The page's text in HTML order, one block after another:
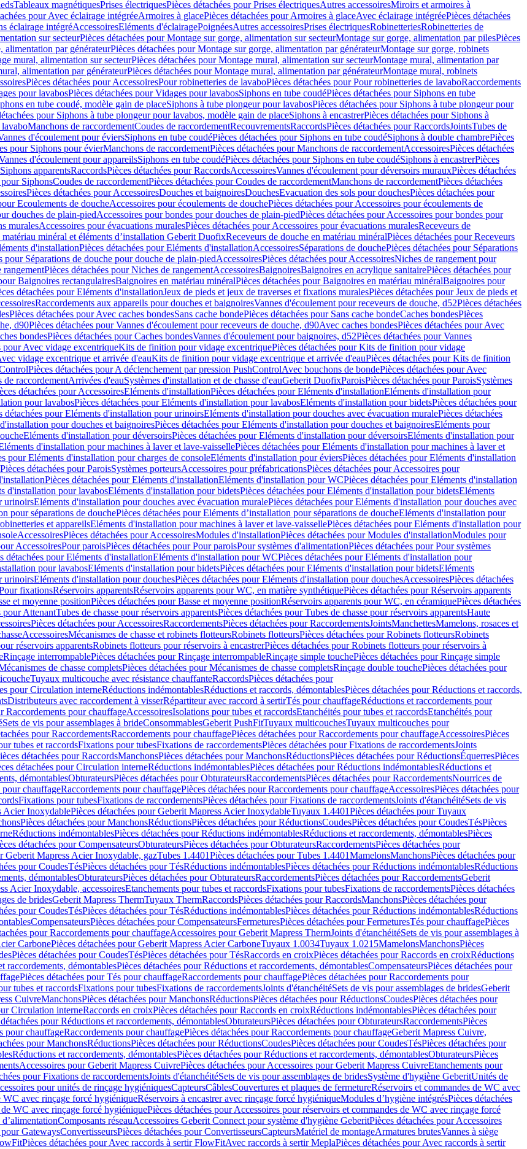
Tableaux magnétiquesPrises électriquesPièces détachées pour Prises électriquesAutres accessoiresMiroirs et armoires à
pour Avec éclairage intégréeArmoires à glacePièces détachées pour Armoires à glaceAvec éclairage intégréePièces détachées
éclairage intégréAccessoiresEléments d'éclairagePoignéesAutres accessoiresPrises électriquesRobinetteriesRobinetteries de
sur secteurPièces détachées pour Montage sur gorge, alimentation sur secteurMontage sur gorge, alimentation par pilesPièces
alimentation par générateurPièces détachées pour Montage sur gorge, alimentation par générateurMontage sur gorge, robinets
mural, alimentation sur secteurPièces détachées pour Montage mural, alimentation sur secteurMontage mural, alimentation par
alimentation par générateurPièces détachées pour Montage mural, alimentation par générateurMontage mural, robinets
Pièces détachées pour AccessoiresPour robinetteries de lavaboPièces détachées pour Pour robinetteries de lavaboRaccordements
pour lavabosPièces détachées pour Vidages pour lavabosSiphons en tube coudéPièces détachées pour Siphons en tube
en tube coudé, modèle gain de placeSiphons à tube plongeur pour lavabosPièces détachées pour Siphons à tube plongeur pour
pour Siphons à tube plongeur pour lavabos, modèle gain de placeSiphons à encastrerPièces détachées pour Siphons à
lavaboManchons de raccordementCoudes de raccordementRecouvrementsRaccordsPièces détachées pour RaccordsJointsTubes de
d'écoulement pour éviersSiphons en tube coudéPièces détachées pour Siphons en tube coudéSiphons à double chambrePièces
pour Siphons pour évierManchons de raccordementPièces détachées pour Manchons de raccordementAccessoiresPièces détachées
d'écoulement pour appareilsSiphons en tube coudéPièces détachées pour Siphons en tube coudéSiphons à encastrerPièces
apparentsRaccordsPièces détachées pour RaccordsAccessoiresVannes d'écoulement pour déversoirs murauxPièces détachées
pour SiphonsCoudes de raccordementPièces détachées pour Coudes de raccordementManchons de raccordementPièces détachées
Pièces détachées pour AccessoiresDouches et baignoiresDouchesEvacuation des sols pour douchesPièces détachées pour
Ecoulements de doucheAccessoires pour écoulements de douchePièces détachées pour Accessoires pour écoulements de
douches de plain-piedAccessoires pour bondes pour douches de plain-piedPièces détachées pour Accessoires pour bondes pour
muralesAccessoires pour évacuations muralesPièces détachées pour Accessoires pour évacuations muralesReceveurs de
matériau minéral et éléments d’installation Geberit DuofixReceveurs de douche en matériau minéralPièces détachées pour Receveurs
d'installationPièces détachées pour Eléments d'installationAccessoiresSéparations de douchePièces détachées pour Séparations
pour Séparations de douche pour douche de plain-piedAccessoiresPièces détachées pour AccessoiresNiches de rangement pour
rangementPièces détachées pour Niches de rangementAccessoiresBaignoiresBaignoires en acrylique sanitairePièces détachées pour
Baignoires rectangulairesBaignoires en matériau minéralPièces détachées pour Baignoires en matériau minéralBaignoires pour
détachées pour Eléments d'installationJeux de pieds et jeux de traverses et fixations muralesPièces détachées pour Jeux de pieds et
Raccordements aux appareils pour douches et baignoiresVannes d'écoulement pour receveurs de douche, d52Pièces détachées
Pièces détachées pour Avec caches bondesSans cache bondePièces détachées pour Sans cache bondeCaches bondesPièces
d90Pièces détachées pour Vannes d'écoulement pour receveurs de douche, d90Avec caches bondesPièces détachées pour Avec
bondesPièces détachées pour Caches bondesVannes d'écoulement pour baignoires, d52Pièces détachées pour Vannes
pour Avec vidage excentriqueKits de finition pour vidage excentriquePièces détachées pour Kits de finition pour vidage
vidage excentrique et arrivée d'eauKits de finition pour vidage excentrique et arrivée d'eauPièces détachées pour Kits de finition
Pièces détachées pour A déclenchement par pression PushControlAvec bouchons de bondePièces détachées pour Avec
de raccordementArrivées d'eauSystèmes d'installation et de chasse d'eauGeberit DuofixParoisPièces détachées pour ParoisSystèmes
détachées pour AccessoiresEléments d'installationPièces détachées pour Eléments d'installationEléments d'installation pour
pour lavabosPièces détachées pour Eléments d'installation pour lavabosEléments d'installation pour bidetsPièces détachées pour
détachées pour Eléments d'installation pour urinoirsEléments d'installation pour douches avec évacuation muralePièces détachées
pour douches et baignoiresPièces détachées pour Eléments d'installation pour douches et baignoiresEléments pour
Eléments d'installation pour déversoirsPièces détachées pour Eléments d'installation pour déversoirsEléments d'installation pour
d'installation pour machines à laver et lave-vaissellePièces détachées pour Eléments d'installation pour machines à laver et
pour Eléments d'installation pour charges de consoleEléments d'installation pour éviersPièces détachées pour Eléments d'installation
Pièces détachées pour ParoisSystèmes porteursAccessoires pour préfabricationsPièces détachées pour Accessoires pour
Pièces détachées pour Eléments d'installationEléments d'installation pour WCPièces détachées pour Eléments d'installation
d'installation pour lavabosEléments d'installation pour bidetsPièces détachées pour Eléments d'installation pour bidetsEléments
urinoirsEléments d'installation pour douches avec évacuation muralePièces détachées pour Eléments d'installation pour douches avec
pour séparations de douchePièces détachées pour Eléments d’installation pour séparations de doucheEléments d'installation pour
et appareilsEléments d'installation pour machines à laver et lave-vaissellePièces détachées pour Eléments d'installation pour
AccessoiresPièces détachées pour AccessoiresModules d'installationPièces détachées pour Modules d'installationModules pour
AccessoiresPour paroisPièces détachées pour Pour paroisPour systèmes d'alimentationPièces détachées pour Pour systèmes
détachées pour Eléments d'installationEléments d'installation pour WCPièces détachées pour Eléments d'installation pour
pour lavabosEléments d'installation pour bidetsPièces détachées pour Eléments d'installation pour bidetsEléments
urinoirsEléments d'installation pour douchesPièces détachées pour Eléments d'installation pour douchesAccessoiresPièces détachées
fixationsRéservoirs apparentsRéservoirs apparents pour WC, en matière synthétiquePièces détachées pour Réservoirs apparents
et moyenne positionPièces détachées pour Basse et moyenne positionRéservoirs apparents pour WC, en céramiquePièces détachées
pour AttenantTubes de chasse pour réservoirs apparentsPièces détachées pour Tubes de chasse pour réservoirs apparentsHaute
Pièces détachées pour AccessoiresRaccordementsPièces détachées pour RaccordementsJointsManchettesMamelons, rosaces et
AccessoiresMécanismes de chasse et robinets flotteursRobinets flotteursPièces détachées pour Robinets flotteursRobinets
réservoirs apparentsRobinets flotteurs pour réservoirs à encastrerPièces détachées pour Robinets flotteurs pour réservoirs à
Rinçage interrompablePièces détachées pour Rinçage interrompableRinçage simple touchePièces détachées pour Rinçage simple
de chasse completsPièces détachées pour Mécanismes de chasse completsRinçage double touchePièces détachées pour
Tuyaux multicouche avec résistance chauffanteRaccordsPièces détachées pour
pour Circulation interneRéductions indémontablesRéductions et raccords, démontablesPièces détachées pour Réductions et raccords,
Distributeurs avec raccordement à visserRépartiteur avec raccord à sertirTés pour chauffageRéductions et raccordements pour
Raccordements pour chauffageAccessoiresIsolations pour tubes et raccordsEtanchéités pour tubes et raccordsEtanchéités pour
Sets de vis pour assemblages à brideConsommablesGeberit PushFitTuyaux multicouchesTuyaux multicouches pour
pour RaccordementsRaccordements pour chauffagePièces détachées pour Raccordements pour chauffageAccessoiresPièces
tubes et raccordsFixations pour tubesFixations de raccordementsPièces détachées pour Fixations de raccordementsJoints
détachées pour RaccordsManchonsPièces détachées pour ManchonsRéductionsPièces détachées pour RéductionsÉquerresPièces
détachées pour Circulation interneRéductions indémontablesPièces détachées pour Réductions indémontablesRéductions et
démontablesObturateursPièces détachées pour ObturateursRaccordementsPièces détachées pour RaccordementsNourrices de
pour chauffageRaccordements pour chauffagePièces détachées pour Raccordements pour chauffageAccessoiresPièces détachées pour
Fixations pour tubesFixations de raccordementsPièces détachées pour Fixations de raccordementsJoints d'étanchéitéSets de vis
Acier InoxydablePièces détachées pour Geberit Mapress Acier InoxydableTuyaux 1.4401Pièces détachées pour Tuyaux
Pièces détachées pour ManchonsRéductionsPièces détachées pour RéductionsCoudesPièces détachées pour CoudesTésPièces
Réductions indémontablesPièces détachées pour Réductions indémontablesRéductions et raccordements, démontablesPièces
détachées pour CompensateursObturateursPièces détachées pour ObturateursRaccordementsPièces détachées pour
Geberit Mapress Acier Inoxydable, gazTubes 1.4401Pièces détachées pour Tubes 1.4401MamelonsManchonsPièces détachées pour
pour CoudesTésPièces détachées pour TésRéductions indémontablesPièces détachées pour Réductions indémontablesRéductions
démontablesObturateursPièces détachées pour ObturateursRaccordementsPièces détachées pour RaccordementsGeberit
Acier Inoxydable, accessoiresEtanchements pour tubes et raccordsFixations pour tubesFixations de raccordementsPièces détachées
de bridesGeberit Mapress ThermTuyaux ThermRaccordsPièces détachées pour RaccordsManchonsPièces détachées pour
pour CoudesTésPièces détachées pour TésRéductions indémontablesPièces détachées pour Réductions indémontablesRéductions
CompensateursPièces détachées pour CompensateursFermeturesPièces détachées pour FermeturesTés pour chauffagePièces
pour Raccordements pour chauffageAccessoires pour Geberit Mapress ThermJoints d'étanchéitéSets de vis pour assemblages à
CarbonePièces détachées pour Geberit Mapress Acier CarboneTuyaux 1.0034Tuyaux 1.0215MamelonsManchonsPièces
Pièces détachées pour CoudesTésPièces détachées pour TésRaccords en croixPièces détachées pour Raccords en croixRéductions
raccordements, démontablesPièces détachées pour Réductions et raccordements, démontablesCompensateursPièces détachées pour
Pièces détachées pour Tés pour chauffageRaccordements pour chauffagePièces détachées pour Raccordements pour
tubes et raccordsFixations pour tubesFixations de raccordementsJoints d'étanchéitéSets de vis pour assemblages de bridesGeberit
CuivreManchonsPièces détachées pour ManchonsRéductionsPièces détachées pour RéductionsCoudesPièces détachées pour
Circulation interneRaccords en croixPièces détachées pour Raccords en croixRéductions indémontablesPièces détachées pour
pour Réductions et raccordements, démontablesObturateursPièces détachées pour ObturateursRaccordementsPièces
pour chauffageRaccordements pour chauffagePièces détachées pour Raccordements pour chauffageGeberit Mapress Cuivre,
pour ManchonsRéductionsPièces détachées pour RéductionsCoudesPièces détachées pour CoudesTésPièces détachées pour
Réductions et raccordements, démontablesPièces détachées pour Réductions et raccordements, démontablesObturateursPièces
Accessoires pour Geberit Mapress CuivrePièces détachées pour Accessoires pour Geberit Mapress CuivreEtanchements pour
pour Fixations de raccordementsJoints d'étanchéitéSets de vis pour assemblages de bridesSystème d'hygiène GeberitUnités de
pour unités de rinçage hygiéniquesCapteursCâblesCouvertures et plaques de fermetureRéservoirs et commandes de WC avec
WC avec rinçage forcé hygiéniqueRéservoirs à encastrer avec rinçage forcé hygiéniqueModules d’hygiène intégrésPièces détachées
WC avec rinçage forcé hygiéniquePièces détachées pour Accessoires pour réservoirs et commandes de WC avec rinçage forcé
Composants réseauAccessoires Geberit Connect pour système d'hygiène GeberitPièces détachées pour Accessoires
pour GatewaysConvertisseursPièces détachées pour ConvertisseursCapteursMatériel de montageArmatures brutesVannes à siège
Pièces détachées pour Avec raccords à sertir FlowFitAvec raccords à sertir MeplaPièces détachées pour Avec raccords à sertir